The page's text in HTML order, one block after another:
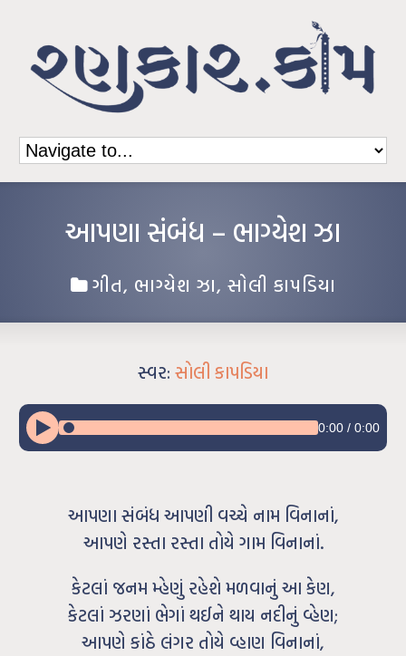
આપણા સંબંધ – ભાગ્યેશ ઝા
ગીત, ભાગ્યેશ ઝા, સોલી કાપડિયા
સ્વર: સોલી કાપડિયા
0:00/ 0:00
આપણા સંબંધ આપણી વચ્ચે નામ વિનાનાં,
આપણે રસ્તા રસ્તા તોયે ગામ વિનાનાં.
કેટલાં જનમ મ્હેણું રહેશે મળવાનું આ કેણ,
કેટલાં ઝરણાં ભેગાં થઈને થાય નદીનું વ્હેણ;
આપણે કાંઠે લંગર તોયે વ્હાણ વિનાનાં,